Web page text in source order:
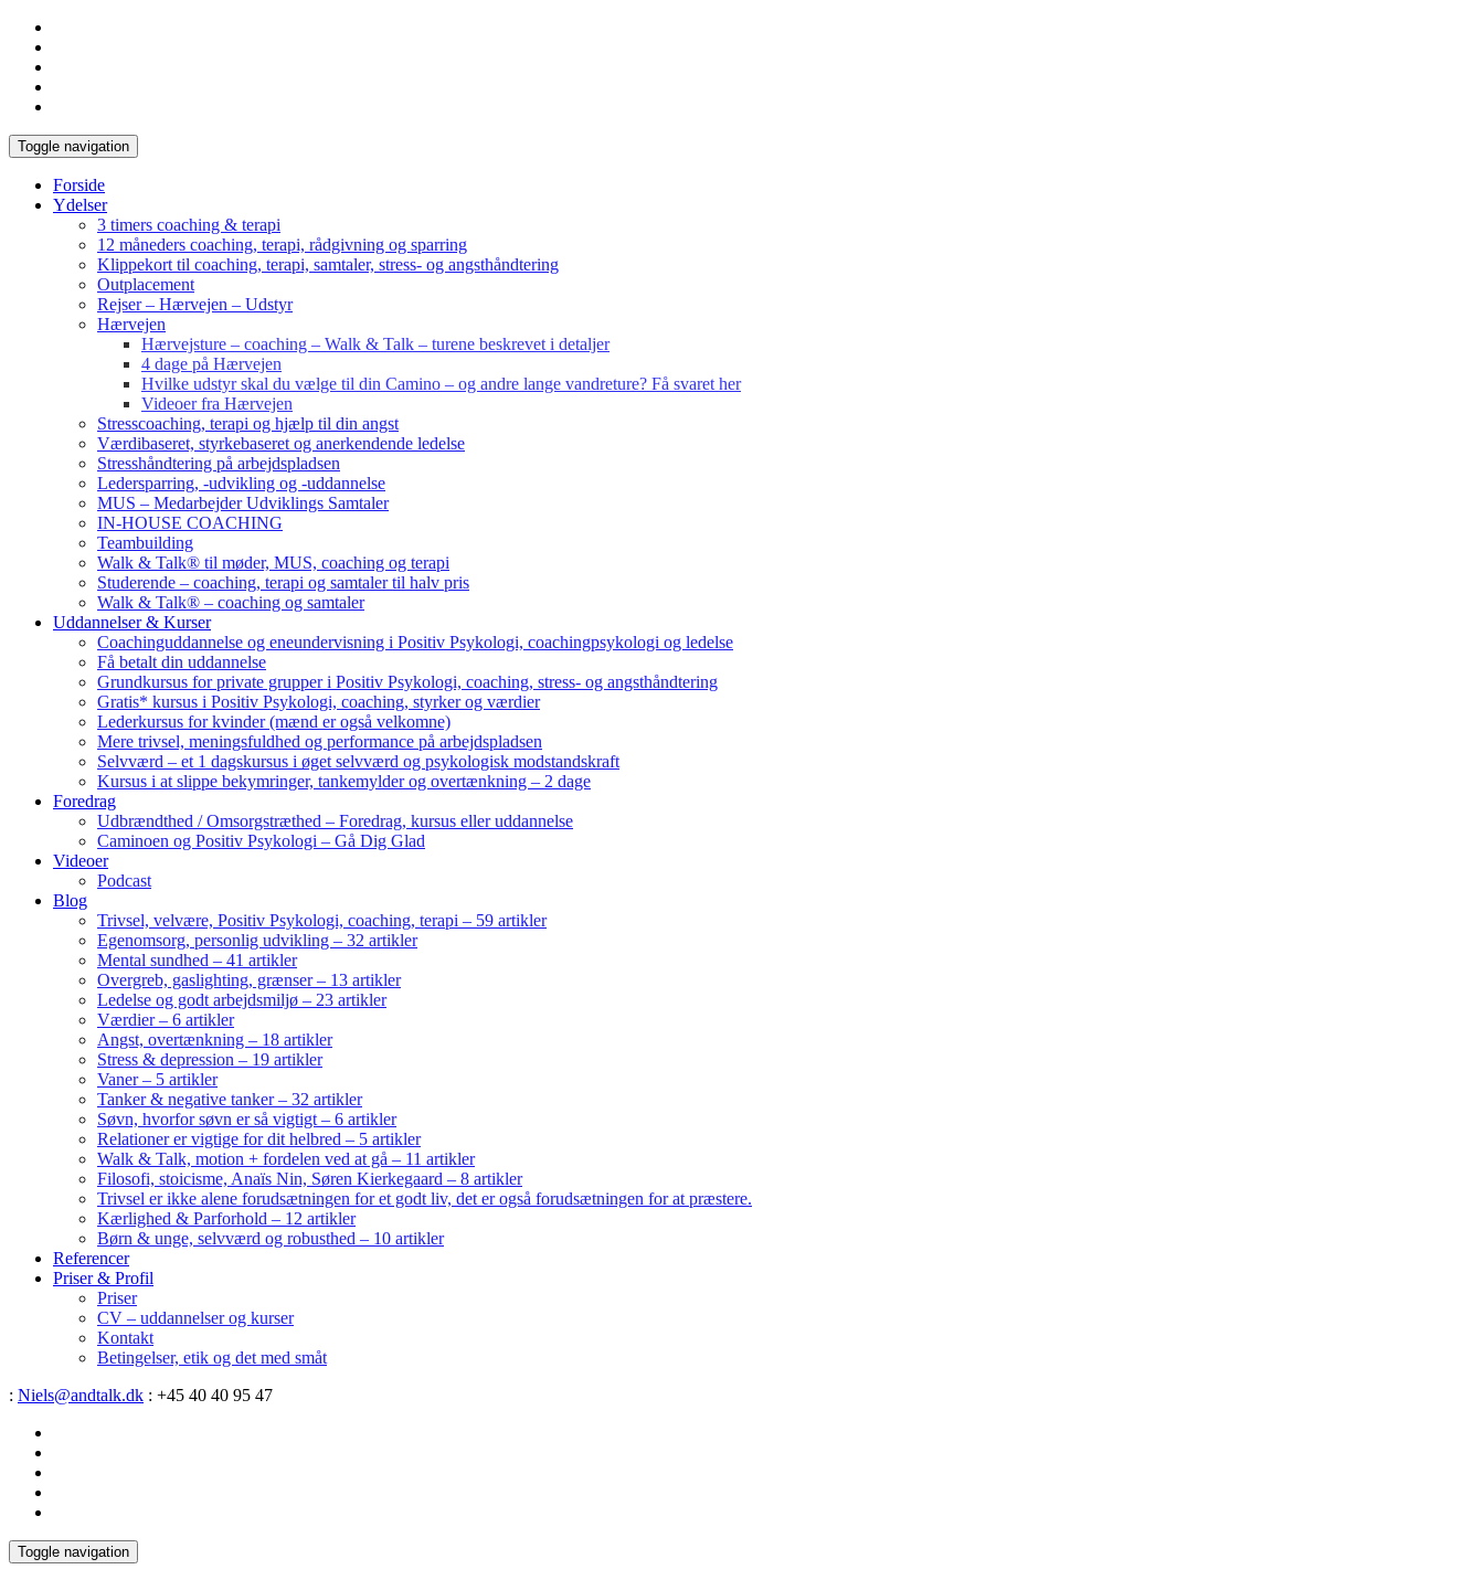
Toggle navigation
Forside
Ydelser
3 timers coaching & terapi
12 måneders coaching, terapi, rådgivning og sparring
Klippekort til coaching, terapi, samtaler, stress- og angsthåndtering
Outplacement
Rejser – Hærvejen – Udstyr
Hærvejen
Hærvejsture – coaching – Walk & Talk – turene beskrevet i detaljer
4 dage på Hærvejen
Hvilke udstyr skal du vælge til din Camino – og andre lange vandreture? Få svaret her
Videoer fra Hærvejen
Stresscoaching, terapi og hjælp til din angst
Værdibaseret, styrkebaseret og anerkendende ledelse
Stresshåndtering på arbejdspladsen
Ledersparring, -udvikling og -uddannelse
MUS – Medarbejder Udviklings Samtaler
IN-HOUSE COACHING
Teambuilding
Walk & Talk® til møder, MUS, coaching og terapi
Studerende – coaching, terapi og samtaler til halv pris
Walk & Talk® – coaching og samtaler
Uddannelser & Kurser
Coachinguddannelse og eneundervisning i Positiv Psykologi, coachingpsykologi og ledelse
Få betalt din uddannelse
Grundkursus for private grupper i Positiv Psykologi, coaching, stress- og angsthåndtering
Gratis* kursus i Positiv Psykologi, coaching, styrker og værdier
Lederkursus for kvinder (mænd er også velkomne)
Mere trivsel, meningsfuldhed og performance på arbejdspladsen
Selvværd – et 1 dagskursus i øget selvværd og psykologisk modstandskraft
Kursus i at slippe bekymringer, tankemylder og overtænkning – 2 dage
Foredrag
Udbrændthed / Omsorgstræthed – Foredrag, kursus eller uddannelse
Caminoen og Positiv Psykologi – Gå Dig Glad
Videoer
Podcast
Blog
Trivsel, velvære, Positiv Psykologi, coaching, terapi – 59 artikler
Egenomsorg, personlig udvikling – 32 artikler
Mental sundhed – 41 artikler
Overgreb, gaslighting, grænser – 13 artikler
Ledelse og godt arbejdsmiljø – 23 artikler
Værdier – 6 artikler
Angst, overtænkning – 18 artikler
Stress & depression – 19 artikler
Vaner – 5 artikler
Tanker & negative tanker – 32 artikler
Søvn, hvorfor søvn er så vigtigt – 6 artikler
Relationer er vigtige for dit helbred – 5 artikler
Walk & Talk, motion + fordelen ved at gå – 11 artikler
Filosofi, stoicisme, Anaïs Nin, Søren Kierkegaard – 8 artikler
Trivsel er ikke alene forudsætningen for et godt liv, det er også forudsætningen for at præstere.
Kærlighed & Parforhold – 12 artikler
Børn & unge, selvværd og robusthed – 10 artikler
Referencer
Priser & Profil
Priser
CV – uddannelser og kurser
Kontakt
Betingelser, etik og det med småt
: Niels@andtalk.dk : +45 40 40 95 47
Toggle navigation